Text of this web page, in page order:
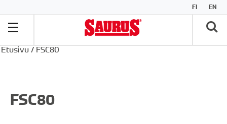
FI EN
Etusivu / FSC80
FSC80